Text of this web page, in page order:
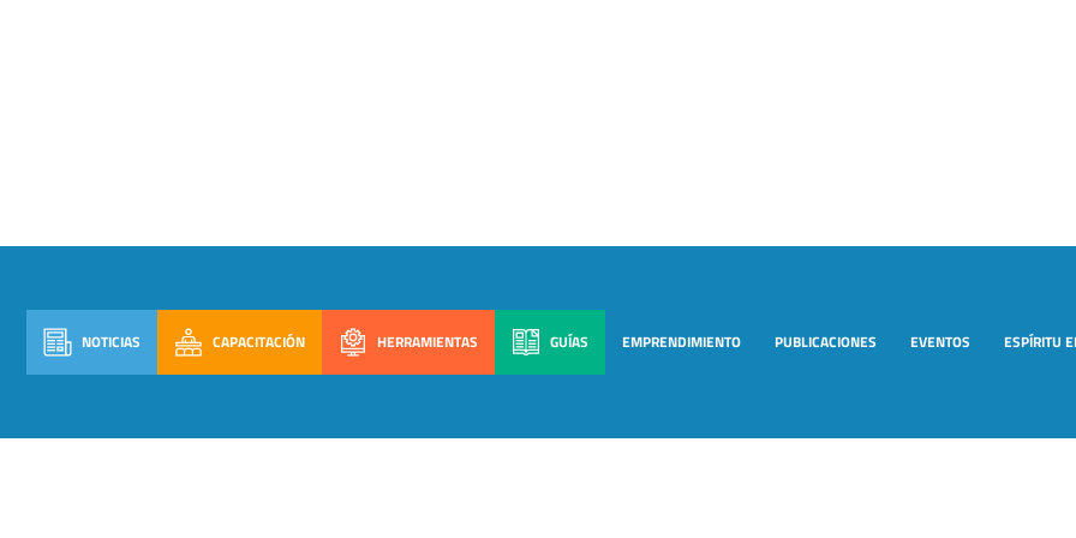
NOTICIAS CAPACITACIÓN HERRAMIENTAS GUÍAS EMPRENDIMIENTO PUBLICACIONES EVENTOS ESPÍRITU